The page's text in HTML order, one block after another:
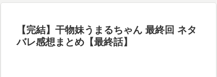
【完結】干物妹うまるちゃん 最終回 ネタ
バレ感想まとめ【最終話】